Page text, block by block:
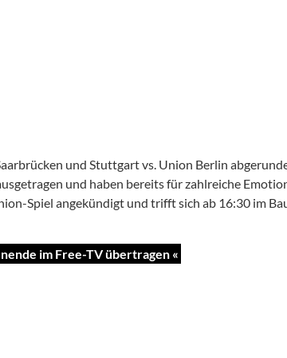
und Stuttgart vs. Union Berlin
und haben bereits für zahlreiche
Spiel angekündigt und trifft sich ab 16:30 im
im Free-TV übertragen «